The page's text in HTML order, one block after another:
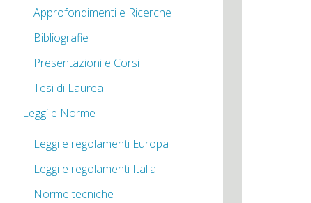
Approfondimenti e Ricerche
Bibliografie
Presentazioni e Corsi
Tesi di Laurea
Leggi e Norme
Leggi e regolamenti Europa
Leggi e regolamenti Italia
Norme tecniche